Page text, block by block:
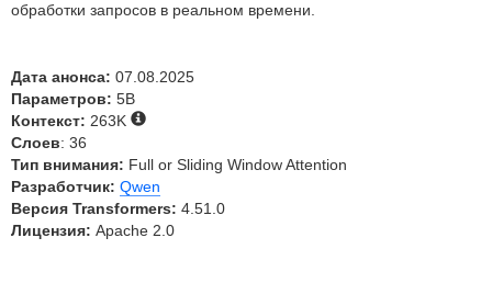
обработки запросов в реальном времени.
Дата анонса: 07.08.2025
Параметров: 5B
Контекст: 263K
Слоев: 36
Тип внимания: Full or Sliding Window Attention
Разработчик: Qwen
Версия Transformers: 4.51.0
Лицензия: Apache 2.0